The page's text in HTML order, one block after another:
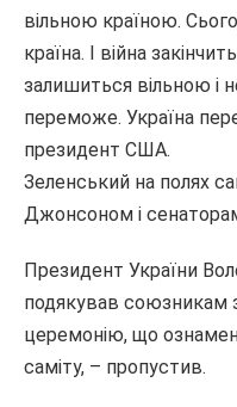
вільною країною.
країна. І війна
залишиться вільною і
переможе. Україна
президент США.
Зеленський на полях
Джонсоном і
Президент України
подякував союзникам
церемонію, що
саміту, – пропустив.